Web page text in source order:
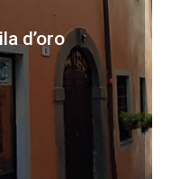
d’oro
d’oro